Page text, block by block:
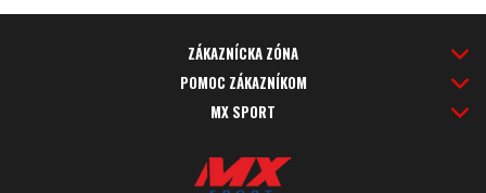
ZÁKAZNÍCKA ZÓNA
POMOC ZÁKAZNÍKOM
MX SPORT